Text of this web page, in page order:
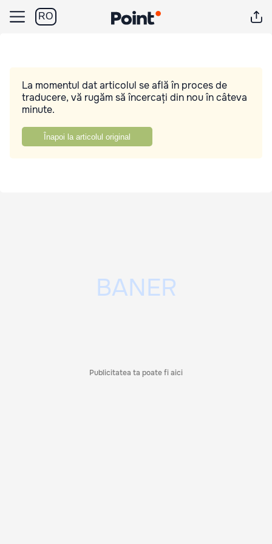
RO
La momentul dat articolul se află în proces de
traducere, vă rugăm să încercați din nou în câteva
minute.
Înapoi la articolul original
Publicitatea ta poate fi aici